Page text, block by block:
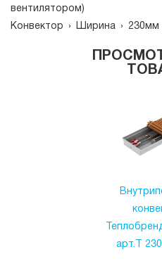
вентилятором)
Конвектор
› Ширина › 230мм
арт.T